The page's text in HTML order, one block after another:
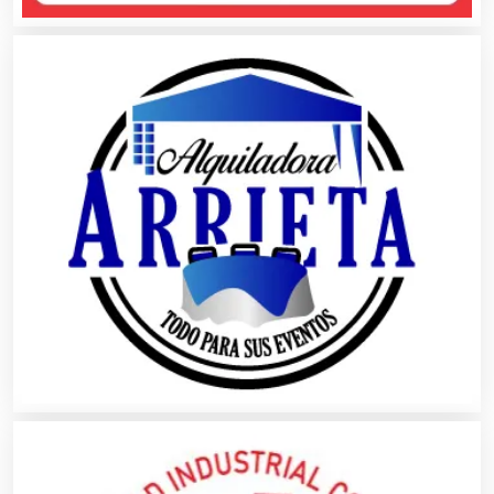
Audios para Eventos
Autobuses
Automatización
Automóviles Nuevos y Usados
Autopartes Eléctricas